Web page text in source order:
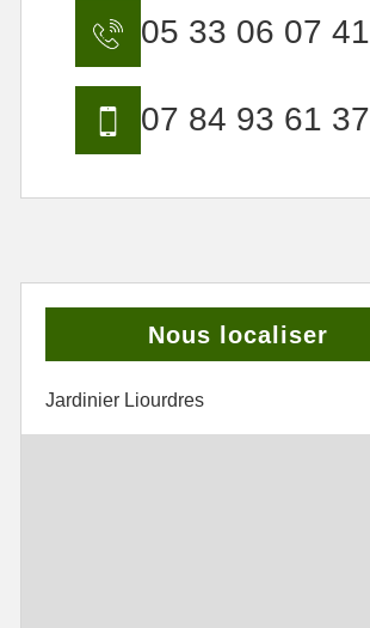
05 33 06 07 41
07 84 93 61 37
Nous localiser
Jardinier Liourdres